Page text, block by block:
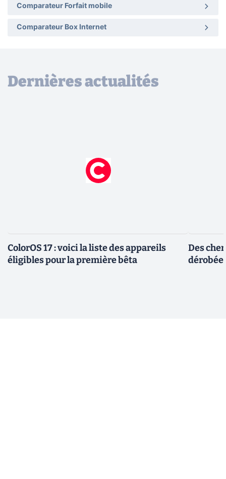
Comparateur Forfait mobile
Comparateur Box Internet
Dernières actualités
ColorOS 17 : voici la liste des appareils
éligibles pour la première bêta
Des